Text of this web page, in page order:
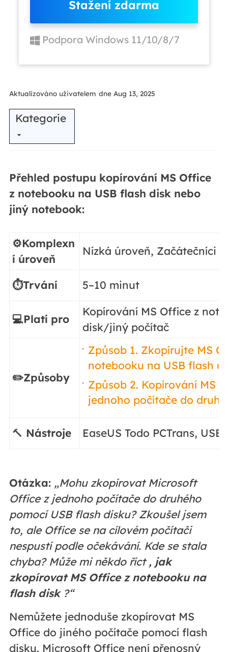
Stažení zdarma
Podpora Windows 11/10/8/7
Aktualizováno uživatelem dne Aug 13, 2025
Kategorie
Přehled postupu kopírování MS Office
z notebooku na USB flash disk nebo
jiný notebook:
⚙️Komplexn
í úroveň
Nízká úroveň, Začátečníci
⏱️Trvání 5–10 minut
💻Platí pro
Kopírování MS Office z
disk/jiný počítač
✏️Způsoby
Způsob 1. Zkopírujte MS
notebooku na USB flash
Způsob 2. Kopírování MS
jednoho počítače do
🔨 Nástroje EaseUS Todo PCTrans,
Otázka: „Mohu zkopírovat Microsoft
Office z jednoho počítače do druhého
pomocí USB flash disku? Zkoušel jsem
to, ale Office se na cílovém počítači
nespustí podle očekávání. Kde se stala
chyba? Může mi někdo říct, jak
zkopírovat MS Office z notebooku na
flash disk?“
Nemůžete jednoduše zkopírovat MS
Office do jiného počítače pomocí flash
disku. Microsoft Office není přenosný